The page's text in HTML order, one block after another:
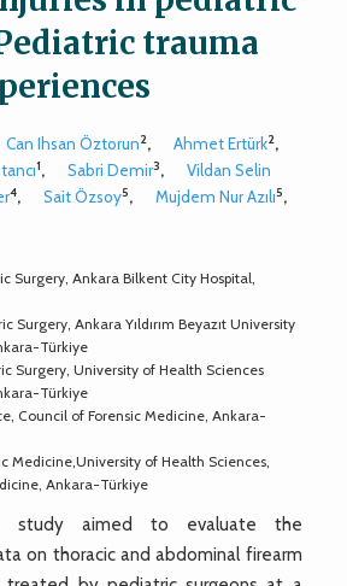
trauma
Can Ihsan Öztorun2, Ahmet Ertürk2,
1, Sabri Demir3,
Vildan Selin
4, Sait Özsoy5, Mujdem Nur Azılı5,
Surgery, Ankara Bilkent City Hospital,
Surgery, Ankara Yıldırım Beyazıt University
Türkiye
Surgery, University of Health Sciences
Türkiye
Council of Forensic Medicine, Ankara-
Medicine,University of Health Sciences,
Ankara-Türkiye
study aimed to evaluate the
on thoracic and abdominal firearm